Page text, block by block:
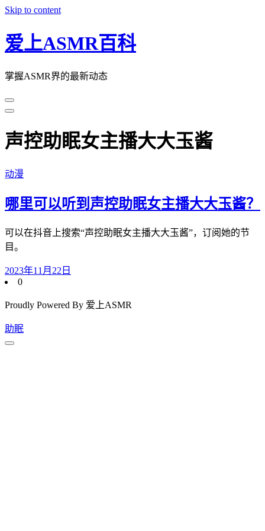
Skip to content
爱上ASMR百科
掌握ASMR界的最新动态
声控助眠女主播大大玉酱
动漫
哪里可以听到声控助眠女主播大大玉酱？
可以在抖音上搜索“声控助眠女主播大大玉酱”，订阅她的节
目。
2023年11月22日
0
Proudly Powered By 爱上ASMR
助眠